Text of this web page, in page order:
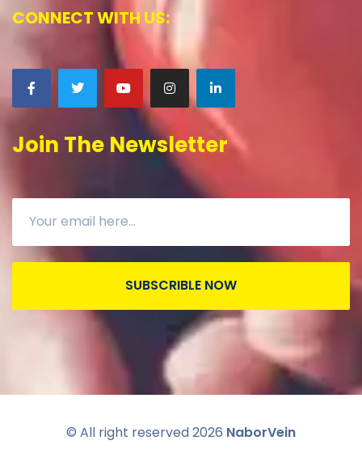
CONNECT WITH US:
Join The Newsletter
SUBSCRIBLE NOW
© All right reserved2026 NaborVein